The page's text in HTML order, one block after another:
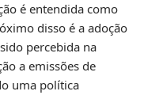
é entendida como
disso é a adoção
percebida na
a emissões de
uma política